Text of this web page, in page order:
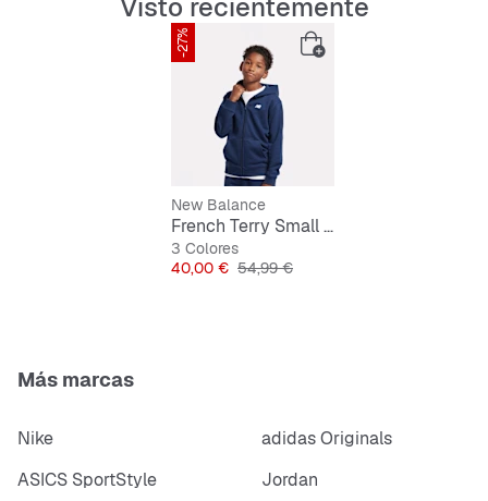
Visto recientemente
-27%
New Balance
French Terry Small Logo Full Zip Hoodie
3 Colores
Precio
40,00 € Precio original
54,99 €
Más marcas
Nike
adidas Originals
ASICS SportStyle
Jordan